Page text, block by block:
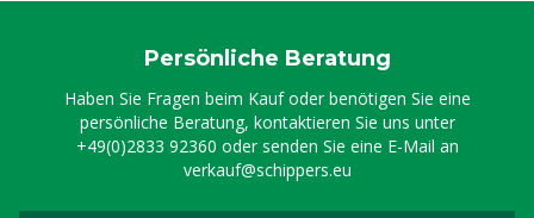
Persönliche Beratung
Haben Sie Fragen beim Kauf oder benötigen Sie eine
persönliche Beratung, kontaktieren Sie uns unter
+49(0)2833 92360 oder senden Sie eine E-Mail an
verkauf@schippers.eu